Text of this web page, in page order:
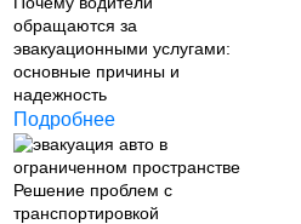
обращаются за
эвакуационными услугами:
основные причины и
надежность
Подробнее
Решение проблем с
транспортировкой